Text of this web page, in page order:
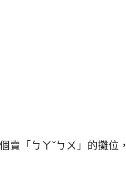
賣「ㄅㄚˇㄅㄨ」的攤位，